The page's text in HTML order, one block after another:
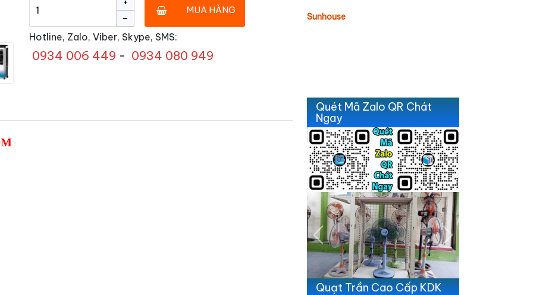
-
MUA HÀNG
Hotline, Zalo, Viber, Skype, SMS:
0934 006 449 - 0934 080 949
Sunhouse
Quét Mã Zalo QR Chát
Ngay
Previous Next
Quạt Trần Cao Cấp KDK